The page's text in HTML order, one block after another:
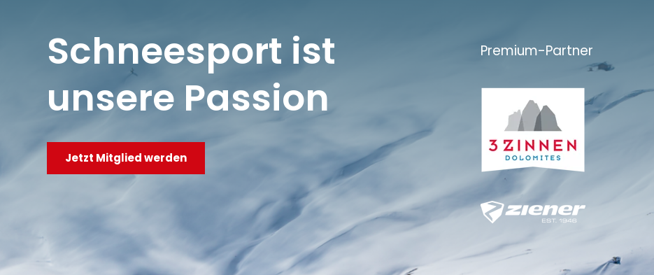
Schneesport ist
unsere Passion
Jetzt Mitglied werden
Premium-Partner